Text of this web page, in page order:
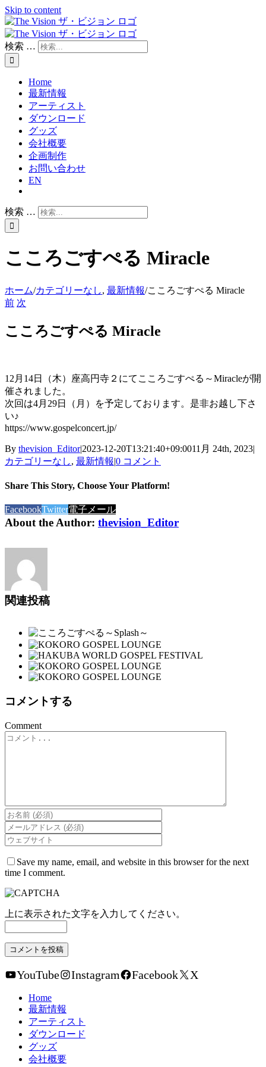
Skip to content
検索 …
Home
最新情報
アーティスト
ダウンロード
グッズ
会社概要
企画制作
お問い合わせ
EN
検索 …
こころごすぺる Miracle
ホーム/カテゴリーなし, 最新情報/こころごすぺる Miracle
前 次
こころごすぺる Miracle
12月14日（木）座高円寺２にてこころごすぺる～Miracleが開
催されました。
次回は4月29日（月）を予定しております。是非お越し下さ
い♪
https://www.gospelconcert.jp/
By thevision_Editor|2023-12-20T13:21:40+09:0011月 24th, 2023|
カテゴリーなし, 最新情報|0 コメント
Share This Story, Choose Your Platform!
FacebookTwitter電子メール
About the Author: thevision_Editor
関連投稿
コメントする
Comment
Save my name, email, and website in this browser for the next
time I comment.
上に表示された文字を入力してください。
YouTube Instagram Facebook X
Home
最新情報
アーティスト
ダウンロード
グッズ
会社概要